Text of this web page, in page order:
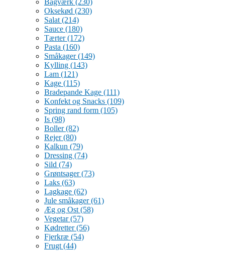
Bagværk (230)
Oksekød (230)
Salat (214)
Sauce (180)
Tærter(172)
Pasta (160)
Småkager(149)
Kylling (143)
Lam (121)
Kage (115)
Bradepande Kage (111)
Konfekt og Snacks (109)
Spring rand form (105)
Is (98)
Boller(82)
Rejer(80)
Kalkun (79)
Dressing (74)
Sild (74)
Grøntsager(73)
Laks (63)
Lagkage (62)
Jule småkager(61)
Æg og Ost (58)
Vegetar(57)
Kødretter(56)
Fjerkræ (54)
Frugt (44)